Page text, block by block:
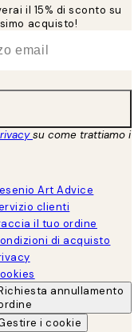
il 15% di sconto su
acquisto!
su come trattiamo i
Art Advice
clienti
il tuo ordine
di acquisto
annullamento
i cookie